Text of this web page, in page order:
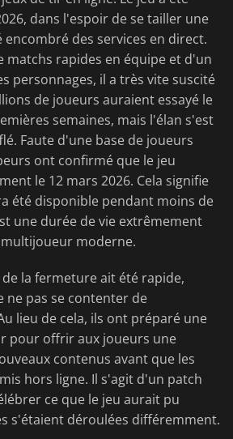
dans l'espoir de se tailler une
encombré des services en direct.
matchs rapides en équipe et d'un
personnages, il a très vite suscité
de joueurs auraient essayé le
semaines, mais l'élan s'est
Faute d'une base de joueurs
ont confirmé que le jeu
le 12 mars 2026. Cela signifie
été disponible pendant moins de
une durée de vie extrêmement
moderne.
la fermeture ait été rapide,
ne pas se contenter de
lieu de cela, ils ont préparé une
pour offrir aux joueurs une
contenus avant que les
hors ligne. Il s'agit d'un patch
ce que le jeu aurait pu
s'étaient déroulées différemment.